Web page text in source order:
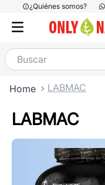
¿Quiénes somos?
Buscar
LABMAC
LABMAC